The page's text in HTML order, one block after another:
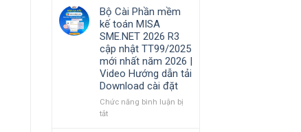
mới
nhất
năm
2026
|
Video
Hướng
tải
Download
định
68/2026/NĐ-
CP
quy
định
về
chính
sách
thuế
và
Bộ Cài Phần mềm
kế toán MISA
SME.NET 2026 R3
cập nhật TT99/2025
mới nhất năm 2026 |
Video Hướng dẫn tải
Download cài đặt
Chức năng bình luận bị
tắtở